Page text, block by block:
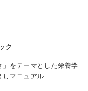
ク
」をテーマとした栄養学
しマニュアル